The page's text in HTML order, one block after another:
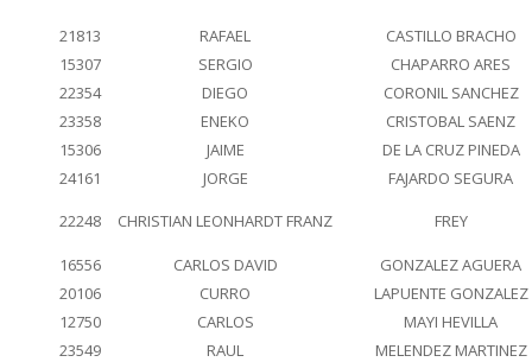
21813 RAFAEL
CASTILLO BRACHO
15307
SERGIO
CHAPARRO ARES
22354
DIEGO
CORONIL SANCHEZ
23358
ENEKO
CRISTOBAL SAENZ
15306
JAIME
DE LA CRUZ PINEDA
24161
JORGE
FAJARDO SEGURA
22248
CHRISTIAN LEONHARDT FRANZ FREY
16556 CARLOS DAVID
GONZALEZ AGUERA
20106
CURRO
LAPUENTE GONZALEZ
12750
CARLOS
MAYI HEVILLA
23549
RAUL
MELENDEZ MARTINEZ